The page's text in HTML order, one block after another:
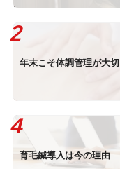
年末こそ体調管理が大切
育毛鍼導入は今の理由